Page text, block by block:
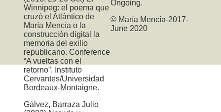
Winnipeg: el poema que
cruzó el Atlántico de
María Mencía o la
construcción digital la
memoria del exilio
republicano. Conference
“A vueltas con el
retorno”, Instituto
Cervantes/Universidad
Bordeaux-Montaigne.
Gálvez, Barraza Julio
Ongoing.
© María Mencía-2017-
June 2020